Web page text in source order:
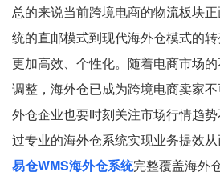
总的来说当前跨境电商的物流板块
统的直邮模式到现代海外仓模式的
更加高效、个性化。随着电商市场
调整，海外仓已成为跨境电商卖家
外仓企业也要时刻关注市场行情趋
过专业的海外仓系统实现业务提效从
易仓WMS海外仓系统完整覆盖海外